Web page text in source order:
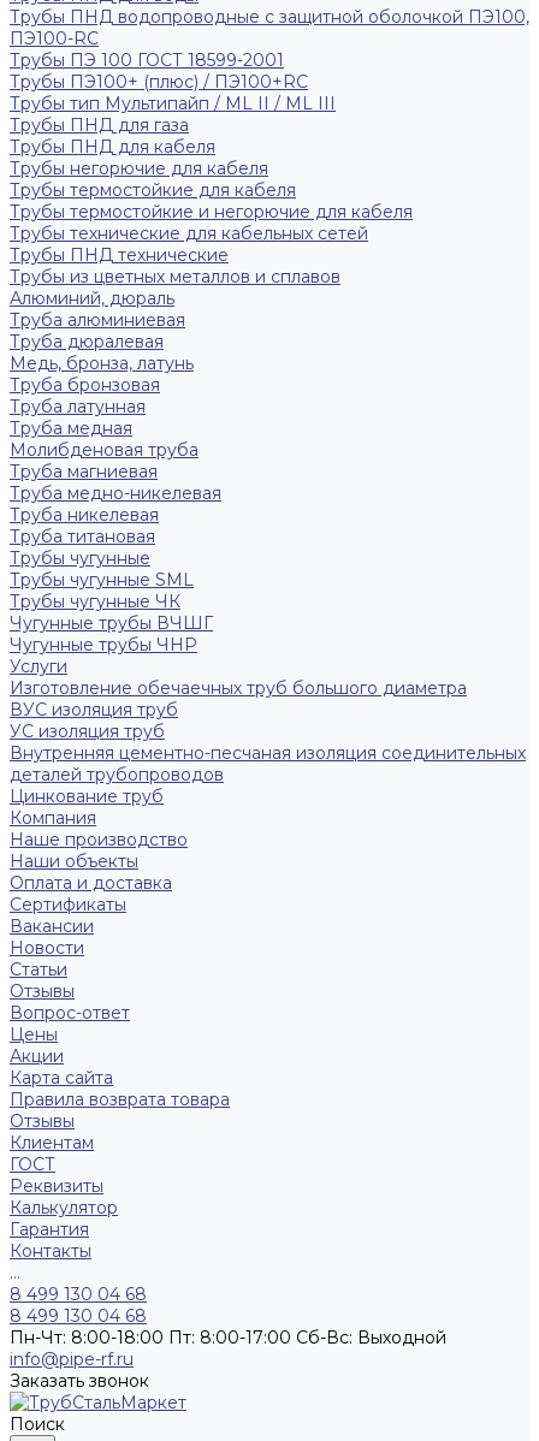
Трубы ПНД водопроводные с защитной оболочкой ПЭ100,
ПЭ100-RC
Трубы ПЭ 100 ГОСТ 18599-2001
Трубы ПЭ100+ (плюс) / ПЭ100+RC
Трубы тип Мультипайп / ML II / ML III
Трубы ПНД для газа
Трубы ПНД для кабеля
Трубы негорючие для кабеля
Трубы термостойкие для кабеля
Трубы термостойкие и негорючие для кабеля
Трубы технические для кабельных сетей
Трубы ПНД технические
Трубы из цветных металлов и сплавов
Алюминий, дюраль
Труба алюминиевая
Труба дюралевая
Медь, бронза, латунь
Труба бронзовая
Труба латунная
Труба медная
Молибденовая труба
Труба магниевая
Труба медно-никелевая
Труба никелевая
Труба титановая
Трубы чугунные
Трубы чугунные SML
Трубы чугунные ЧК
Чугунные трубы ВЧШГ
Чугунные трубы ЧНР
Услуги
Изготовление обечаечных труб большого диаметра
ВУС изоляция труб
УС изоляция труб
Внутренняя цементно-песчаная изоляция соединительных
деталей трубопроводов
Цинкование труб
Компания
Наше производство
Наши объекты
Оплата и доставка
Сертификаты
Вакансии
Новости
Статьи
Отзывы
Вопрос-ответ
Цены
Акции
Карта сайта
Правила возврата товара
Отзывы
Клиентам
ГОСТ
Реквизиты
Калькулятор
Гарантия
Контакты
...
8 499 130 04 68
8 499 130 04 68
Пн-Чт: 8:00-18:00 Пт: 8:00-17:00 Сб-Вс: Выходной
info@pipe-rf.ru
Заказать звонок
Поиск